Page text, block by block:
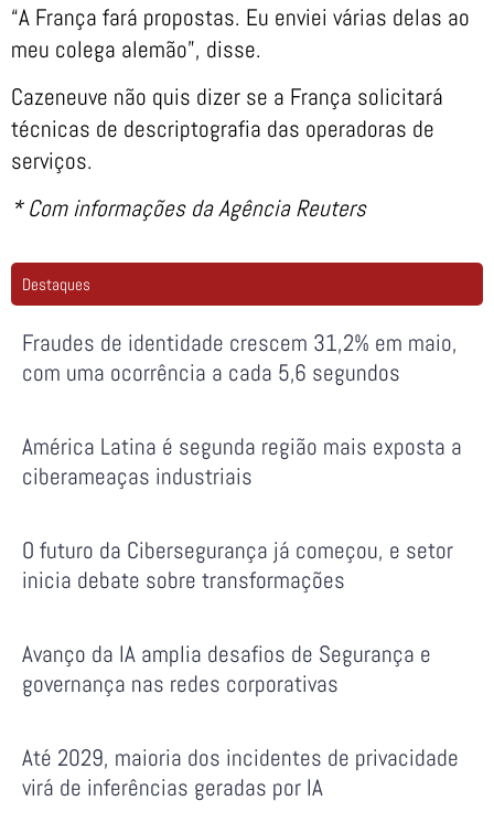
“A França fará propostas. Eu enviei várias delas ao
meu colega alemão”, disse.
Cazeneuve não quis dizer se a França solicitará
técnicas de descriptografia das operadoras de
serviços.
* Com informações da Agência Reuters
Destaques
Fraudes de identidade crescem 31,2% em maio,
com uma ocorrência a cada 5,6 segundos
América Latina é segunda região mais exposta a
ciberameaças industriais
O futuro da Cibersegurança já começou, e setor
inicia debate sobre transformações
Avanço da IA amplia desafios de Segurança e
governança nas redes corporativas
Até 2029, maioria dos incidentes de privacidade
virá de inferências geradas por IA